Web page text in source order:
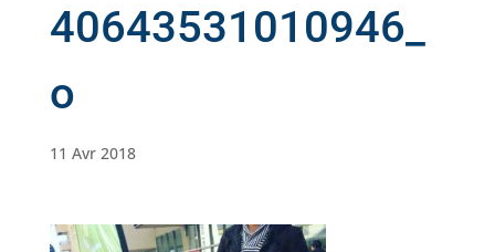
40643531010946_
o
11 Avr 2018